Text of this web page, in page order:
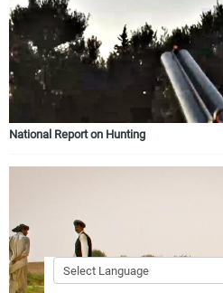
National Report on Hunting